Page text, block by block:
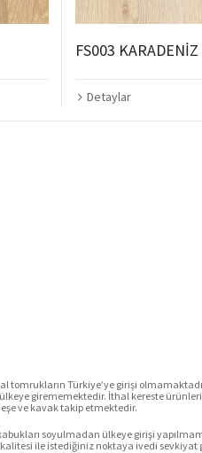
FS003
Detaylar
Türkiye’ye girişi
girememektedir. İthal kereste
ve kavak takip etmektedir.
soyulmadan ülkeye girişi
kalitesi ile istediğiniz noktaya ivedi